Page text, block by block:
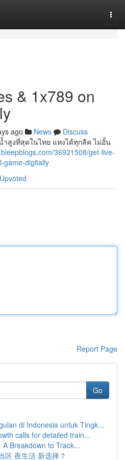
& 1x789 on
ago News
Discuss
ำสูงที่สุดในไทย แทงได้ทุกลีค ไม่อั้น
36921508/get-live-
game-digitally
Report Page
Go
di Indonesia untuk Tingk...
calls for detailed train...
A Breakdown to Track...
区 夜生活 新选择？